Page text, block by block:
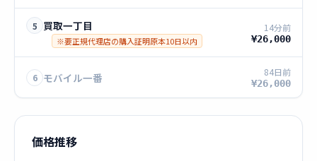
5 買取一丁目
※要正規代理店の購入証明原本10日以内
14分前
¥26,000
6 モバイル一番 84日前
¥26,000
価格推移